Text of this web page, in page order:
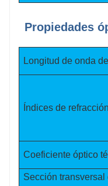
Propiedades
Longitud de onda
Índices de refracción
Coeficiente óptico
Sección transversal